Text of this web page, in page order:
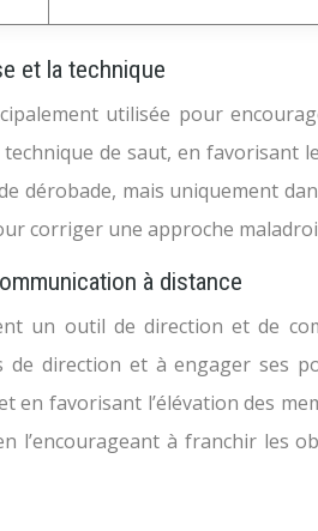
et la technique
utilisée pour
de saut, en
dérobade, mais uniquement
corriger une approche
à distance
un outil de direction et de
de direction et à engager
en favorisant l’élévation des
l’encourageant à franchir les